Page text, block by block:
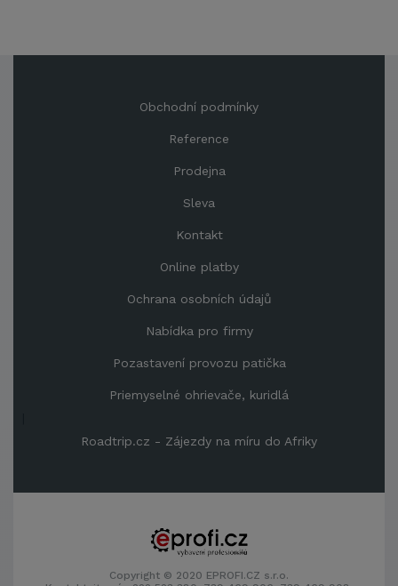
Obchodní podmínky
Reference
Prodejna
Sleva
Kontakt
Online platby
Ochrana osobních údajů
Nabídka pro firmy
Pozastavení provozu patička
Priemyselné ohrievače, kuridlá
Roadtrip.cz - Zájezdy na míru do Afriky
Copyright © 2020 EPROFI.CZ s.r.o.